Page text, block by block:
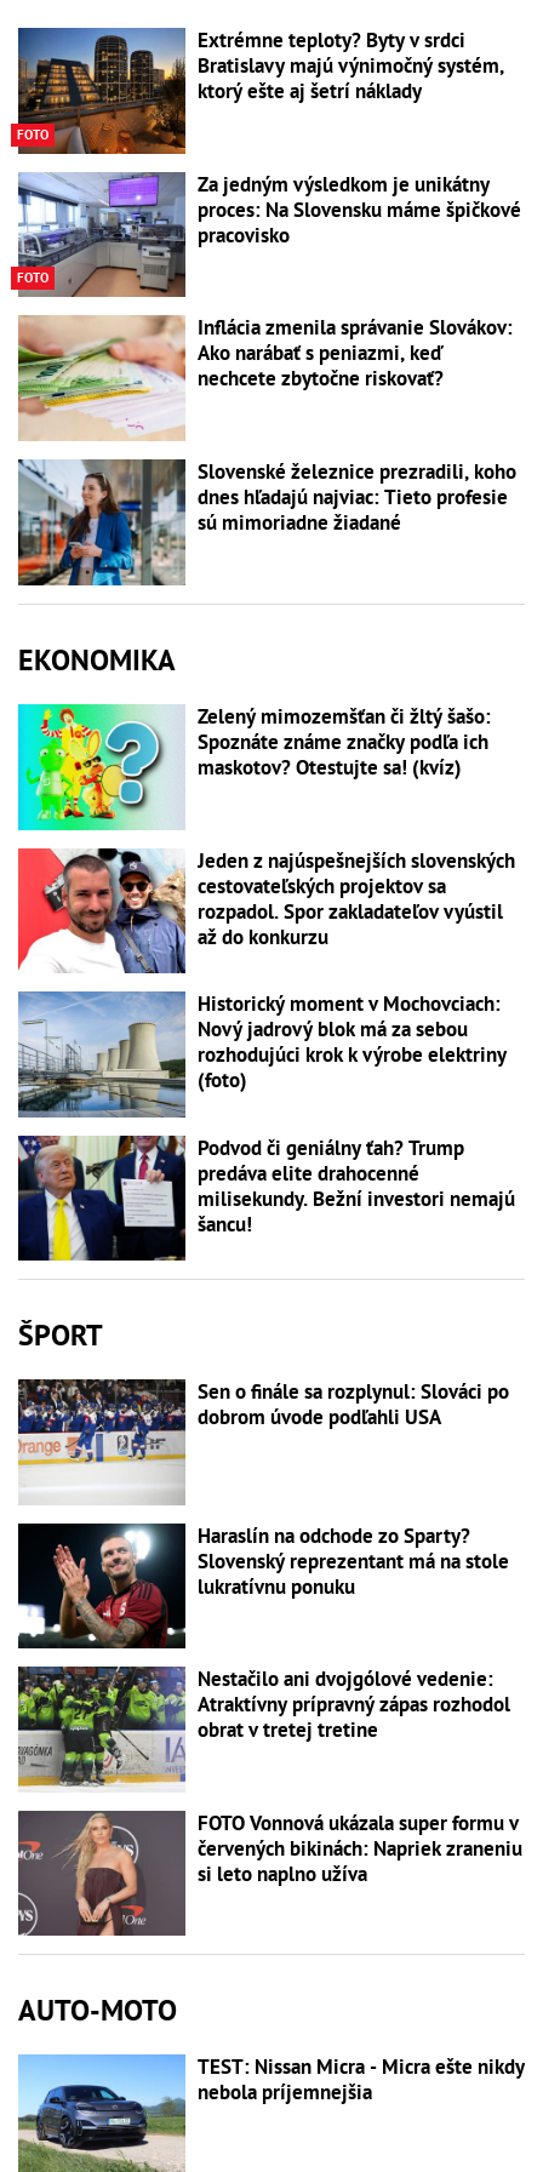
FOTO
Extrémne teploty? Byty v srdci
Bratislavy majú výnimočný systém,
ktorý ešte aj šetrí náklady
FOTO
Za jedným výsledkom je unikátny
proces: Na Slovensku máme špičkové
pracovisko
Inflácia zmenila správanie Slovákov:
Ako narábať s peniazmi, keď
nechcete zbytočne riskovať?
Slovenské železnice prezradili, koho
dnes hľadajú najviac: Tieto profesie
sú mimoriadne žiadané
EKONOMIKA
Zelený mimozemšťan či žltý šašo:
Spoznáte známe značky podľa ich
maskotov? Otestujte sa! (kvíz)
Jeden z najúspešnejších slovenských
cestovateľských projektov sa
rozpadol. Spor zakladateľov vyústil
až do konkurzu
Historický moment v Mochovciach:
Nový jadrový blok má za sebou
rozhodujúci krok k výrobe elektriny
(foto)
Podvod či geniálny ťah? Trump
predáva elite drahocenné
milisekundy. Bežní investori nemajú
šancu!
ŠPORT
Sen o finále sa rozplynul: Slováci po
dobrom úvode podľahli USA
Haraslín na odchode zo Sparty?
Slovenský reprezentant má na stole
lukratívnu ponuku
Nestačilo ani dvojgólové vedenie:
Atraktívny prípravný zápas rozhodol
obrat v tretej tretine
FOTO Vonnová ukázala super formu v
červených bikinách: Napriek zraneniu
si leto naplno užíva
AUTO-MOTO
TEST: Nissan Micra - Micra ešte nikdy
nebola príjemnejšia